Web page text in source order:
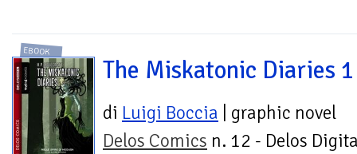
EBOOK
The Miskatonic Diaries 1
di Luigi Boccia | graphic novel
Delos Comics n. 12 - Delos